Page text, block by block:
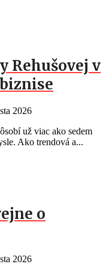
Rehušovej v
2026
už viac ako sedem
Ako trendová a...
o
2026